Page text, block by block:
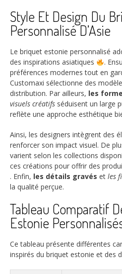
Style Et Design Du
Personnalisé D’Asie
Le briquet estonie personnalisé
des inspirations asiatiques
.
préférences modernes tout en
Customaxi sélectionne des
distribution. Par ailleurs, les
visuels créatifs séduisent un large
reflète une approche esthétique
Ainsi, les designers intègrent des
renforcer son impact visuel. De
varient selon les collections
ces créations pour offrir des
. Enfin, les détails gravés et les
la qualité perçue.
Tableau Comparatif
Estonie
Ce tableau présente différentes
inspirés du briquet estonie et des